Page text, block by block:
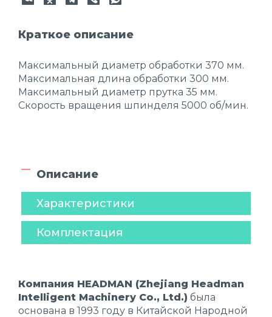
Краткое описание
Максимальный диаметр обработки 370 мм.
Максимальная длина обработки 300 мм.
Максимальный диаметр прутка 35 мм.
Скорость вращения шпинделя 5000 об/мин.
Описание
Характеристики
Комплектация
Компания HEADMAN (Zhejiang Headman
Intelligent Machinery Co., Ltd.) была
основана в 1993 году в Китайской Народной